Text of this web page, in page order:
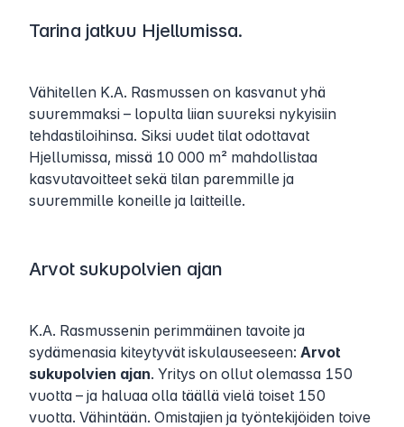
Tarina jatkuu Hjellumissa.
Vähitellen K.A. Rasmussen on kasvanut yhä
suuremmaksi – lopulta liian suureksi nykyisiin
tehdastiloihinsa. Siksi uudet tilat odottavat
Hjellumissa, missä 10 000 m² mahdollistaa
kasvutavoitteet sekä tilan paremmille ja
suuremmille koneille ja laitteille.
Arvot sukupolvien ajan
K.A. Rasmussenin perimmäinen tavoite ja
sydämenasia kiteytyvät iskulauseeseen: Arvot
sukupolvien ajan. Yritys on ollut olemassa 150
vuotta – ja haluaa olla täällä vielä toiset 150
vuotta. Vähintään. Omistajien ja työntekijöiden toive